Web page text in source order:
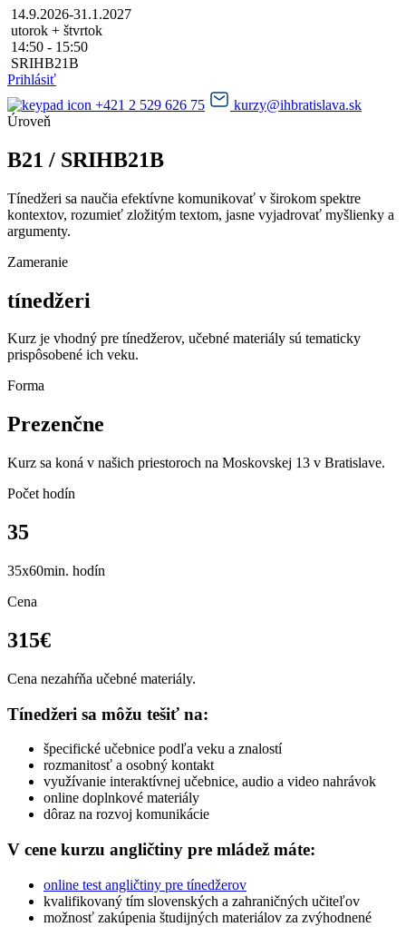
14.9.2026-31.1.2027
utorok + štvrtok
14:50 - 15:50
SRIHB21B
Prihlásiť
+421 2 529 626 75
kurzy@ihbratislava.sk
Úroveň
B21 / SRIHB21B
Tínedžeri sa naučia efektívne komunikovať v širokom spektre
kontextov, rozumieť zložitým textom, jasne vyjadrovať myšlienky a
argumenty.
Zameranie
tínedžeri
Kurz je vhodný pre tínedžerov, učebné materiály sú tematicky
prispôsobené ich veku.
Forma
Prezenčne
Kurz sa koná v našich priestoroch na Moskovskej 13 v Bratislave.
Počet hodín
35
35x60min. hodín
Cena
315€
Cena nezahŕňa učebné materiály.
Tínedžeri sa môžu tešiť na:
špecifické učebnice podľa veku a znalostí
rozmanitosť a osobný kontakt
využívanie interaktívnej učebnice, audio a video nahrávok
online doplnkové materiály
dôraz na rozvoj komunikácie
V cene kurzu angličtiny pre mládež máte:
online test angličtiny pre tínedžerov
kvalifikovaný tím slovenských a zahraničných učiteľov
možnosť zakúpenia študijných materiálov za zvýhodnené